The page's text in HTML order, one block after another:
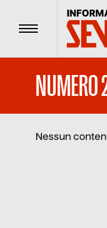
Menu
NUMERO
Nessun